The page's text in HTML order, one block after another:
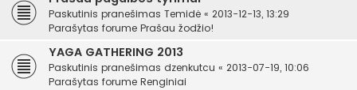
Paskutinis pranešimas Temidė « 2013-12-13, 13:29
Parašytas forume Prašau žodžio!
YAGA GATHERING 2013
Paskutinis pranešimas dzenkutcu « 2013-07-19, 10:06
Parašytas forume Renginiai